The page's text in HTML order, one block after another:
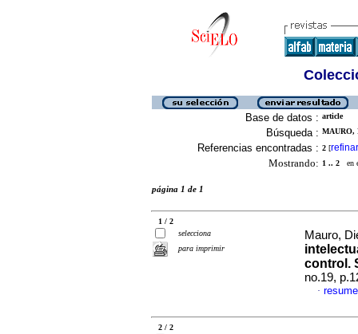
Base de datos : article
Búsqueda : MAURO,
Referencias encontradas : 2 [refinar
Mostrando: 1 .. 2 en
página 1 de 1
1 / 2
selecciona
para imprimir
Mauro,
control.
no.19,
·
2 / 2